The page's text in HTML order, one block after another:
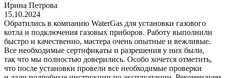
Ирина Петрова
15.10.2024
Обратились в компанию WaterGas для установки газового
котла и подключения газовых приборов. Работу выполнили
быстро и качественно, мастера очень опытные и вежливые.
Все необходимые сертификаты и разрешения у них были,
так что мы полностью доверились. Особо хочется отметить,
что после установки провели все необходимые проверки